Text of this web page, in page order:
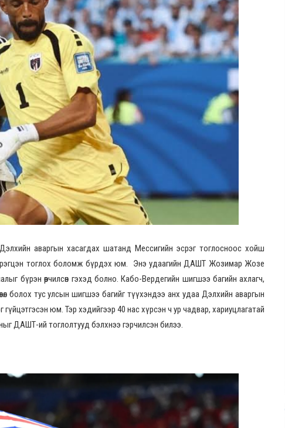
аваргын хасагдах шатанд Мессигийн эсрэг тоглосноос хойш
тоглох боломж бүрдэх юм. Энэ удаагийн ДАШТ Жозимар Жозе
бүрэн өөрчилсөн гэхэд болно. Кабо-Вердегийн шигшээ багийн ахлагч,
болох тус улсын шигшээ багийг түүхэндээ анх удаа Дэлхийн аваргын
юм. Тэр хэдийгээр 40 нас хүрсэн ч ур чадвар, хариуцлагатай
ДАШТ-ий тоглолтууд бэлхнээ гэрчилсэн билээ.